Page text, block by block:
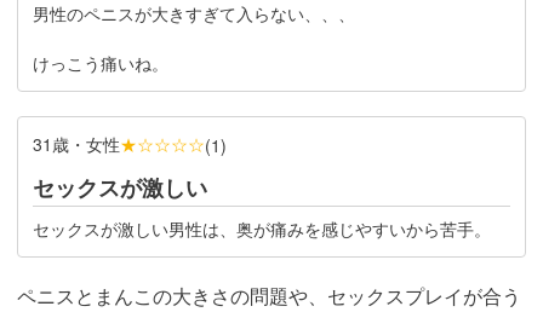
男性のペニスが大きすぎて入らない、、、
けっこう痛いね。
31歳・女性★☆☆☆☆(1)
セックスが激しい
セックスが激しい男性は、奥が痛みを感じやすいから苦手。
ペニスとまんこの大きさの問題や、セックスプレイが合う